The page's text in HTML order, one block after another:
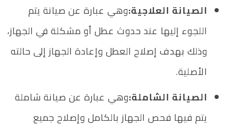
الصيانة العلاجية:وهي عبارة عن صيانة يتم
اللجوء إليها عند حدوث عطل أو مشكلة في الجهاز،
وذلك بهدف إصلاح العطل وإعادة الجهاز إلى حالته
الأصلية.
الصيانة الشاملة:وهي عبارة عن صيانة شاملة
يتم فيها فحص الجهاز بالكامل وإصلاح جميع